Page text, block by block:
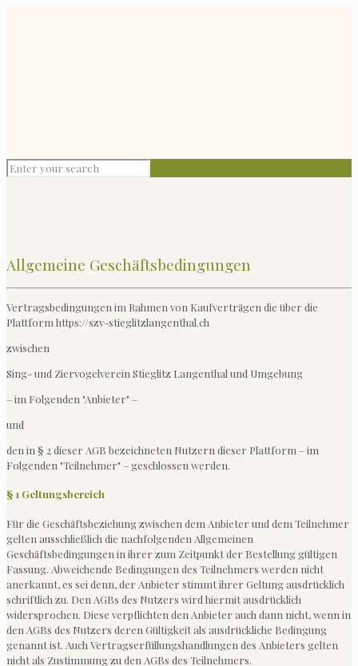
Allgemeine Geschäftsbedingungen
Vertragsbedingungen im Rahmen von Kaufverträgen die über die
Plattform https://szv-stieglitzlangenthal.ch
zwischen
Sing- und Ziervogelverein Stieglitz Langenthal und Umgebung
– im Folgenden "Anbieter" –
und
den in § 2 dieser AGB bezeichneten Nutzern dieser Plattform – im
Folgenden "Teilnehmer" – geschlossen werden.
§ 1 Geltungsbereich
Für die Geschäftsbeziehung zwischen dem Anbieter und dem Teilnehmer
gelten ausschließlich die nachfolgenden Allgemeinen
Geschäftsbedingungen in ihrer zum Zeitpunkt der Bestellung gültigen
Fassung. Abweichende Bedingungen des Teilnehmers werden nicht
anerkannt, es sei denn, der Anbieter stimmt ihrer Geltung ausdrücklich
schriftlich zu. Den AGBs des Nutzers wird hiermit ausdrücklich
widersprochen. Diese verpflichten den Anbieter auch dann nicht, wenn in
den AGBs des Nutzers deren Gültigkeit als ausdrückliche Bedingung
genannt ist. Auch Vertragserfüllungshandlungen des Anbieters gelten
nicht als Zustimmung zu den AGBs des Teilnehmers.